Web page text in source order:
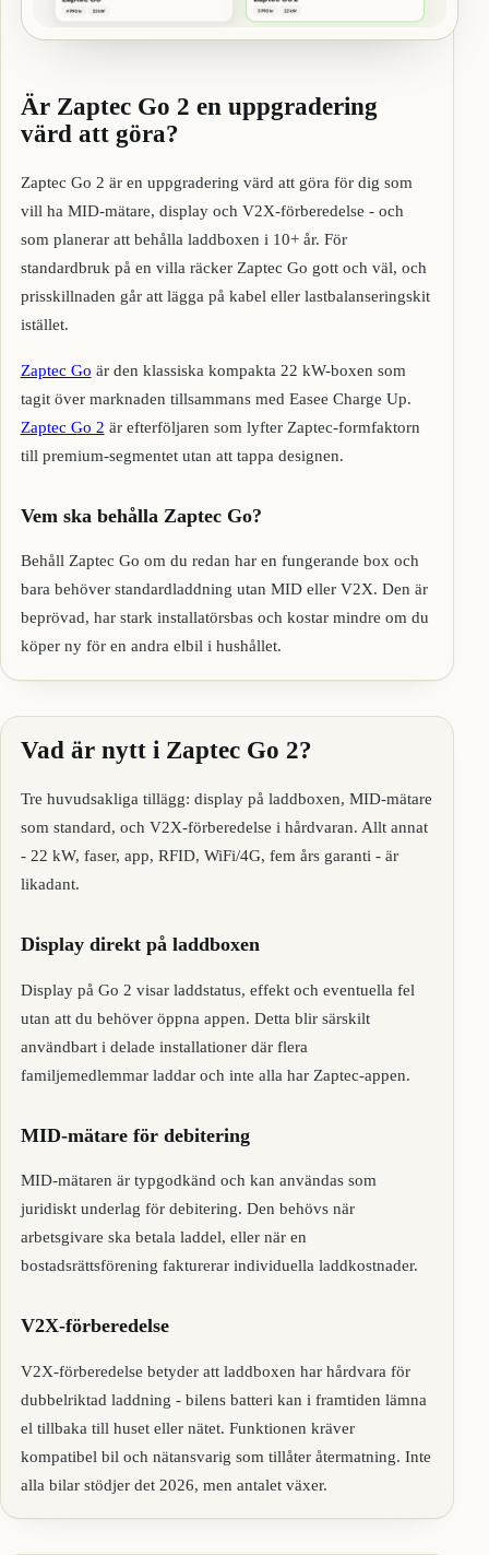
Är Zaptec Go 2 en uppgradering
värd att göra?
Zaptec Go 2 är en uppgradering värd att göra för dig som
vill ha MID-mätare, display och V2X-förberedelse - och
som planerar att behålla laddboxen i 10+ år. För
standardbruk på en villa räcker Zaptec Go gott och väl, och
prisskillnaden går att lägga på kabel eller lastbalanseringskit
istället.
Zaptec Go är den klassiska kompakta 22 kW-boxen som
tagit över marknaden tillsammans med Easee Charge Up.
Zaptec Go 2 är efterföljaren som lyfter Zaptec-formfaktorn
till premium-segmentet utan att tappa designen.
Vem ska behålla Zaptec Go?
Behåll Zaptec Go om du redan har en fungerande box och
bara behöver standardladdning utan MID eller V2X. Den är
beprövad, har stark installatörsbas och kostar mindre om du
köper ny för en andra elbil i hushållet.
Vad är nytt i Zaptec Go 2?
Tre huvudsakliga tillägg: display på laddboxen, MID-mätare
som standard, och V2X-förberedelse i hårdvaran. Allt annat
- 22 kW, faser, app, RFID, WiFi/4G, fem års garanti - är
likadant.
Display direkt på laddboxen
Display på Go 2 visar laddstatus, effekt och eventuella fel
utan att du behöver öppna appen. Detta blir särskilt
användbart i delade installationer där flera
familjemedlemmar laddar och inte alla har Zaptec-appen.
MID-mätare för debitering
MID-mätaren är typgodkänd och kan användas som
juridiskt underlag för debitering. Den behövs när
arbetsgivare ska betala laddel, eller när en
bostadsrättsförening fakturerar individuella laddkostnader.
V2X-förberedelse
V2X-förberedelse betyder att laddboxen har hårdvara för
dubbelriktad laddning - bilens batteri kan i framtiden lämna
el tillbaka till huset eller nätet. Funktionen kräver
kompatibel bil och nätansvarig som tillåter återmatning. Inte
alla bilar stödjer det 2026, men antalet växer.